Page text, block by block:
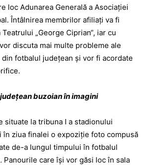
loc Adunarea Generală a Asociației
Întâlnirea membrilor afiliați va fi
„George Ciprian“, iar cu
discuta mai multe probleme ale
fotbalul județean și vor fi acordate
buzoian în imagini
situate la tribuna I a stadionului
în ziua finalei o expoziţie foto compusă
de-a lungul timpului în fotbalul
Panourile care îşi vor găsi loc în sala